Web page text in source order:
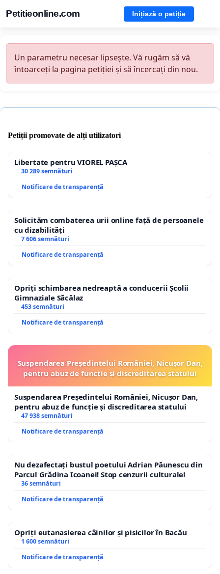
Petitieonline.com Inițiază o petiție
Un parametru necesar lipsește. Vă rugăm să vă
întoarceți la pagina petiției și să încercați din nou.
Petiții promovate de alți utilizatori
Libertate pentru VIOREL PAȘCA
30 289 semnături
Notificare de transparență
Solicităm combaterea urii online față de persoanele
cu dizabilități
7 606 semnături
Notificare de transparență
Opriți schimbarea nedreaptă a conducerii Școlii
Gimnaziale Săcălaz
453 semnături
Notificare de transparență
Suspendarea Președintelui României, Nicușor Dan,
pentru abuz de funcție și discreditarea statului
Suspendarea Președintelui României, Nicușor Dan,
pentru abuz de funcție și discreditarea statului
47 938 semnături
Notificare de transparență
Nu dezafectați bustul poetului Adrian Păunescu din
Parcul Grădina Icoanei! Stop cenzurii culturale!
36 semnături
Notificare de transparență
Opriți eutanasierea câinilor și pisicilor în Bacău
1 600 semnături
Notificare de transparență